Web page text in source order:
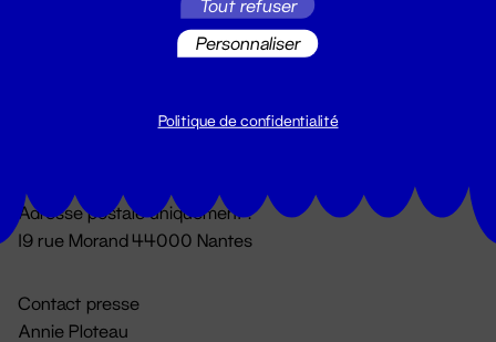
Du lundi au vendredi 14h → 18h
Adresse postale uniquement :
19 rue Morand 44000 Nantes
Contact presse
Annie Ploteau
Tout refuser
Personnaliser
Politique de confidentialité